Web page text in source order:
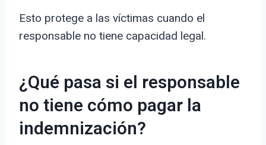
Esto protege a las víctimas cuando el
responsable no tiene capacidad legal.
¿Qué pasa si el responsable
no tiene cómo pagar la
indemnización?